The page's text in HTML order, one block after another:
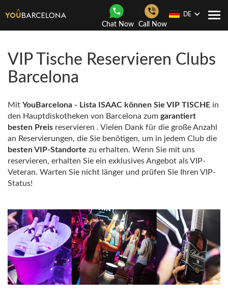
Chat Now Call Now
DE
VIP Tische Reservieren Clubs
Barcelona
Mit YouBarcelona - Lista ISAAC können Sie VIP TISCHE in
den Hauptdiskotheken von Barcelona zum garantiert
besten Preis reservieren . Vielen Dank für die große Anzahl
an Reservierungen, die Sie benötigen, um in jedem Club die
besten VIP-Standorte zu erhalten. Wenn Sie mit uns
reservieren, erhalten Sie ein exklusives Angebot als VIP-
Veteran. Warten Sie nicht länger und prüfen Sie Ihren VIP-
Status!